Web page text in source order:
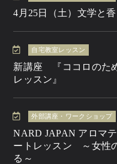
4月25日（土）文学と
自宅教室レッスン
新講座 『ココロのた
レッスン』
外部講座・ワークショップ
NARD JAPAN アロマ
ートレッスン ～女性
る～